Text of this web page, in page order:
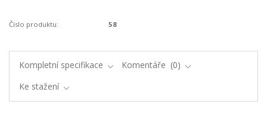
Číslo produktu: 58
Kompletní specifikace Komentáře
0
Ke stažení